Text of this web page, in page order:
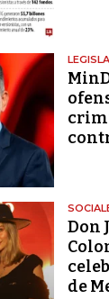
Don
de